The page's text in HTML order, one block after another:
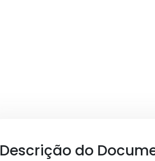
Descrição do